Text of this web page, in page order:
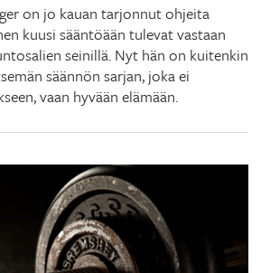
on jo kauan tarjonnut ohjeita
kuusi sääntöään tulevat vastaan
seinillä. Nyt hän on kuitenkin
säännön sarjan, joka ei
vaan hyvään elämään.